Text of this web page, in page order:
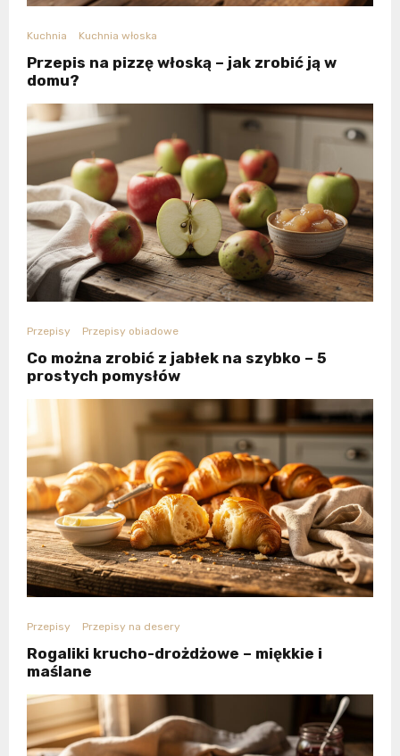
Kuchnia Kuchnia włoska
Przepis na pizzę włoską – jak zrobić ją w
domu?
Przepisy Przepisy obiadowe
Co można zrobić z jabłek na szybko – 5
prostych pomysłów
Przepisy Przepisy na desery
Rogaliki krucho-drożdżowe – miękkie i
maślane